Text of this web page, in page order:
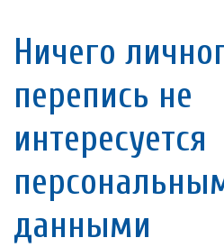
Ничего
перепись не
интересуется
данными